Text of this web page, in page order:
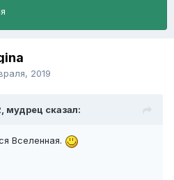
2019
мудрец сказал:
Вселенная.